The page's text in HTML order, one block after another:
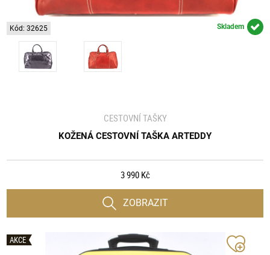
Kód: 32625 Skladem
CESTOVNÍ TAŠKY
KOŽENÁ CESTOVNÍ TAŠKA ARTEDDY
3 990 Kč
ZOBRAZIT
AKCE